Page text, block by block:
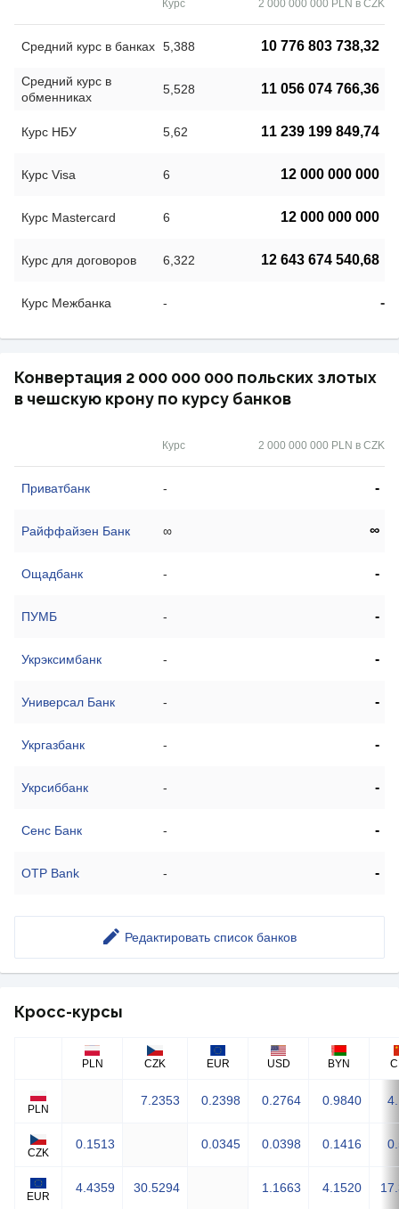
Курс 2 000 000 000 PLN в CZK
Средний курс в банках 5,388 10 776 803 738,32
Средний курс в
обменниках
5,528 11 056 074 766,36
Курс НБУ 5,62 11 239 199 849,74
Курс Visa 6 12 000 000 000
Курс Mastercard 6 12 000 000 000
Курс для договоров 6,322 12 643 674 540,68
Курс Межбанка - -
Конвертация 2 000 000 000 польских злотых
в чешскую крону по курсу банков
Курс 2 000 000 000 PLN в CZK
Приватбанк - -
Райффайзен Банк ∞ ∞
Ощадбанк - -
ПУМБ - -
Укрэксимбанк - -
Универсал Банк - -
Укргазбанк - -
Укрсиббанк - -
Сенс Банк - -
OTP Bank - -
Редактировать список банков
Кросс-курсы
PLN CZK EUR USD BYN
PLN
7.2353 0.2398 0.2764 0.9840
CZK
0.1513 0.0345 0.0398 0.1416
EUR
4.4359 30.5294 1.1663 4.1520